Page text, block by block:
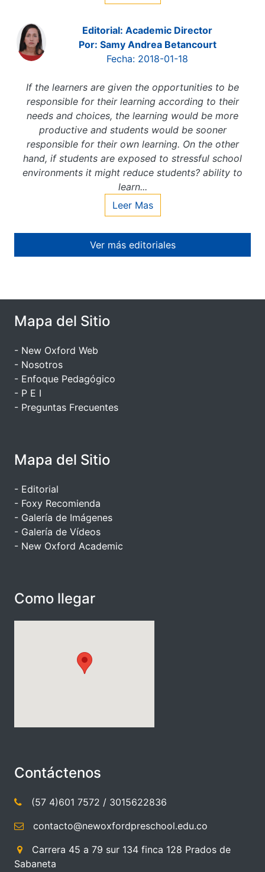
Editorial: Academic Director
Por: Samy Andrea Betancourt
Fecha: 2018-01-18
If the learners are given the opportunities to be
responsible for their learning according to their
needs and choices, the learning would be more
productive and students would be sooner
responsible for their own learning. On the other
hand, if students are exposed to stressful school
environments it might reduce students? ability to
learn...
Leer Mas
Ver más editoriales
Mapa del Sitio
- New Oxford Web
- Nosotros
- Enfoque Pedagógico
- P E I
- Preguntas Frecuentes
Mapa del Sitio
- Editorial
- Foxy Recomienda
- Galería de Imágenes
- Galería de Vídeos
- New Oxford Academic
Como llegar
Contáctenos
(57 4)601 7572 / 3015622836
contacto@newoxfordpreschool.edu.co
Carrera 45 a 79 sur 134 finca 128 Prados de
Sabaneta